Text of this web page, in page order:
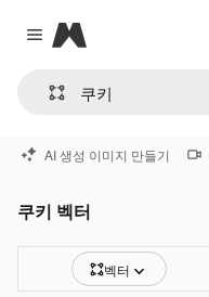
Close menu
Magnific
AI 생성 이미지 만들기
쿠키 벡터
벡터